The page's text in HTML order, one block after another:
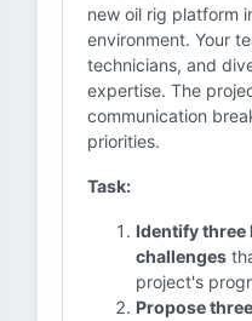
new oil rig platform
environment. Your
technicians, and
expertise. The
communication
priorities.
Task:
Identify three
challenges
project's
Propose